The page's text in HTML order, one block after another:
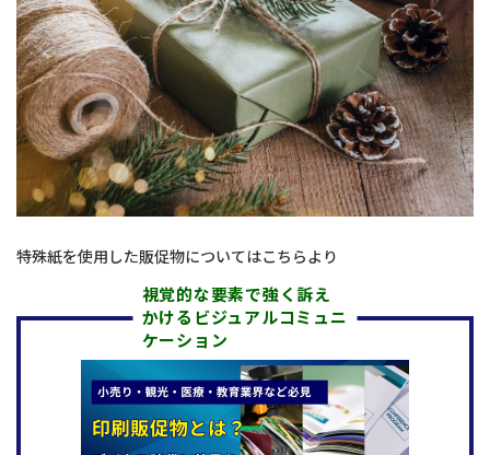
特殊紙を使用した販促物についてはこちらより
視覚的な要素で強く訴え
かけるビジュアルコミュニ
ケーション